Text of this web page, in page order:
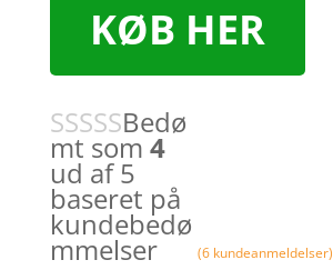
KØB HER
Bedø
mt som 4
ud af 5
baseret på
kundebedø
mmelser (6 kundeanmeldelser)